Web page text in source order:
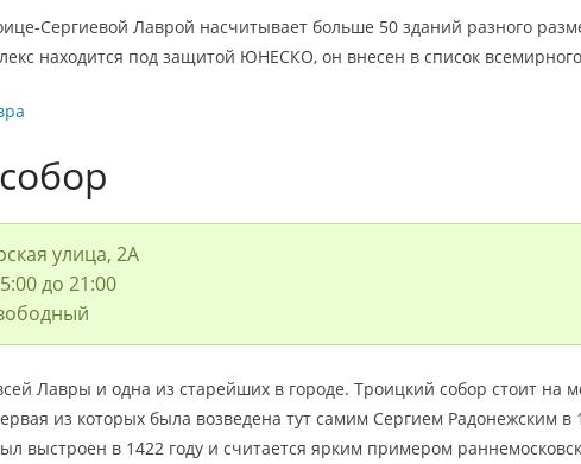
Сергиевой Лаврой насчитывает больше 50 зданий разного
находится под защитой ЮНЕСКО, он внесен в список
улица, 2А
до 21:00
Лавры и одна из старейших в городе. Троицкий собор стоит на
из которых была возведена тут самим Сергием Радонежским в
выстроен в 1422 году и считается ярким примером